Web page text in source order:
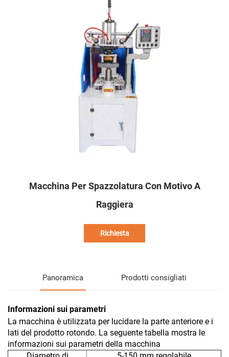
Macchina Per Spazzolatura Con Motivo A
Raggiera
Richiesta
Panoramica Prodotti consigliati
Informazioni sui parametri
La macchina è utilizzata per lucidare la parte anteriore e i
lati del prodotto rotondo. La seguente tabella mostra le
informazioni sui parametri della macchina